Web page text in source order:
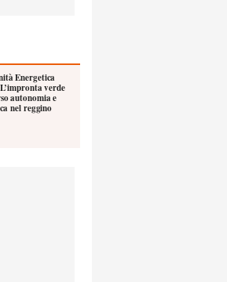
Energetica
verde
autonomia e
nel reggino